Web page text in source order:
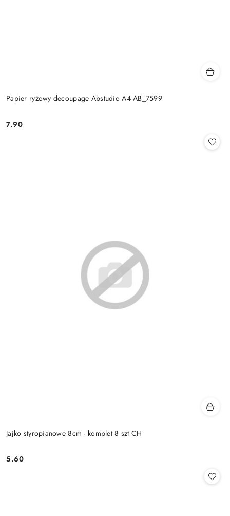
Papier ryżowy decoupage Abstudio A4 AB_7599
Cena:
7.90
Jajko styropianowe 8cm - komplet 8 szt CH
Cena:
5.60